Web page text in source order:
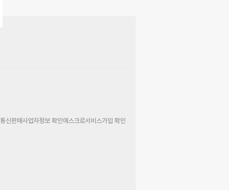
통신판매사업자정보 확인에스크로서비스가입 확인